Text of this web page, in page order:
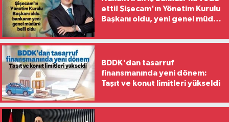
etti! Şişecam'ın Yönetim Kurulu
Başkanı oldu, yeni genel müdür
BDDK'dan tasarruf
finansmanında yeni dönem:
Taşıt ve konut limitleri yükseldi